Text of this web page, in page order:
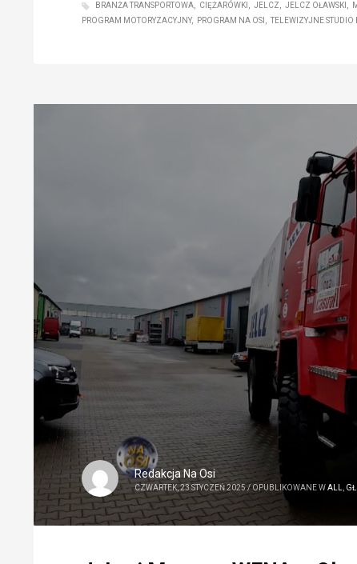
BRANŻA TRANSPORTOWA CIĘŻARÓWKI JELCZ JELCZ OŁAWSKI
PROGRAM MOTORYZACYJNY
PROGRAM NA OSI TELEWIZYJNE STUDIO
Redakcja Na Osi
CZWARTEK, 23 STYCZEŃ 2025/ OPUBLIKOWANE WALL,